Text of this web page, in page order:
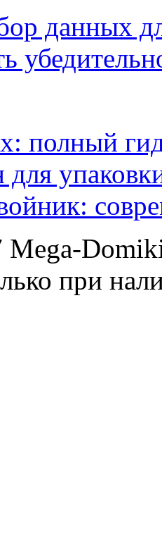
данных
полный
для
при